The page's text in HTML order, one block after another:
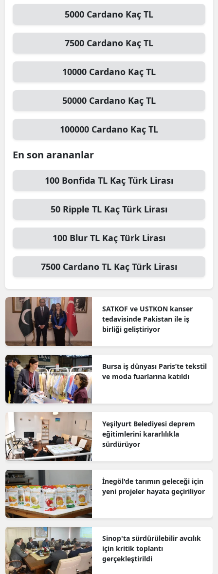
5000 Cardano Kaç TL
7500 Cardano Kaç TL
10000 Cardano Kaç TL
50000 Cardano Kaç TL
100000 Cardano Kaç TL
En son arananlar
100 Bonfida TL Kaç Türk Lirası
50 Ripple TL Kaç Türk Lirası
100 Blur TL Kaç Türk Lirası
7500 Cardano TL Kaç Türk Lirası
SATKOF ve USTKON kanser
tedavisinde Pakistan ile iş
birliği geliştiriyor
Bursa iş dünyası Paris’te tekstil
ve moda fuarlarına katıldı
Yeşilyurt Belediyesi deprem
eğitimlerini kararlılıkla
sürdürüyor
İnegöl'de tarımın geleceği için
yeni projeler hayata geçiriliyor
Sinop'ta sürdürülebilir avcılık
için kritik toplantı
gerçekleştirildi